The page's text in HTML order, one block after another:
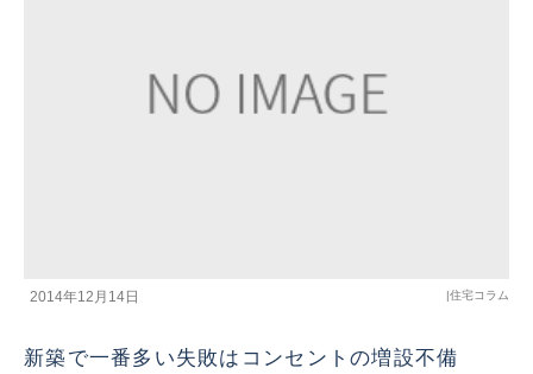
2014年12月14日 |住宅コラム
新築で一番多い失敗はコンセントの増設不備